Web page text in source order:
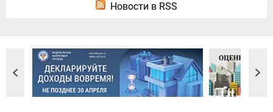
Новости в RSS